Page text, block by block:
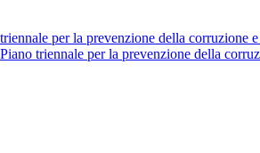
per la prevenzione della corruzione e
Piano triennale per la prevenzione della